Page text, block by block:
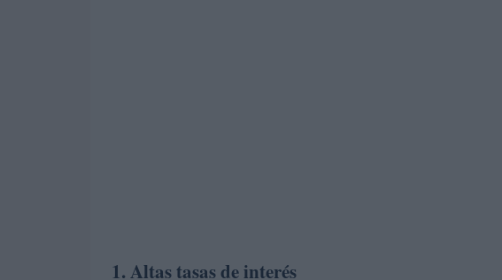
1. Altas tasas de interés